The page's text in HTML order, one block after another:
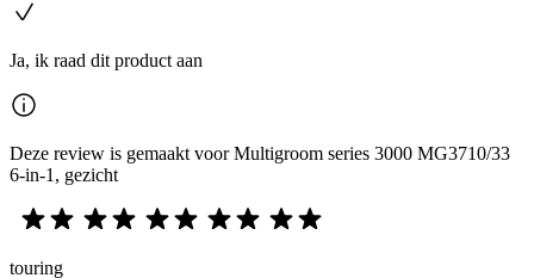
Ja, ik raad dit product aan
Deze review is gemaakt voor Multigroom series 3000 MG3710/33
6-in-1, gezicht
touring